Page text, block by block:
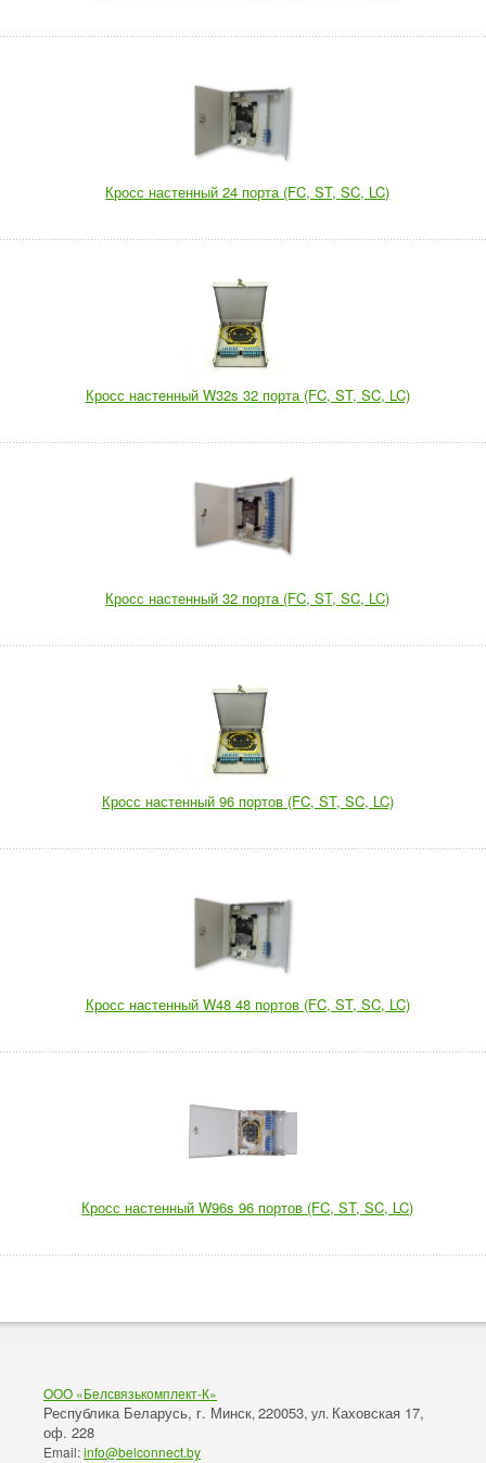
Кросс настенный 24 порта (FC, ST, SC, LC)
Кросс настенный W32s 32 порта (FC, ST, SC, LC)
Кросс настенный 32 порта (FC, ST, SC, LC)
Кросс настенный 96 портов (FC, ST, SC, LC)
Кросс настенный W48 48 портов (FC, ST, SC, LC)
Кросс настенный W96s 96 портов (FC, ST, SC, LC)
ООО «Белсвязькомплект-К»
Республика Беларусь, г. Минск, 220053, ул. Каховская 17,
оф. 228
Email:info@belconnect.by